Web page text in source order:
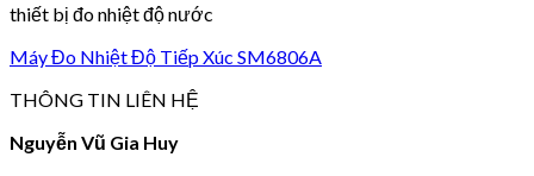
thiết bị đo nhiệt độ nước
Máy Đo Nhiệt Độ Tiếp Xúc SM6806A
THÔNG TIN LIÊN HỆ
Nguyễn Vũ Gia Huy